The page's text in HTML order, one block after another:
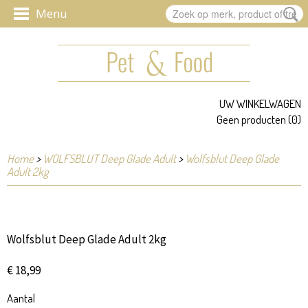
UW WINKELWAGEN
Geen producten(0)
Home> WOLFSBLUT Deep Glade Adult> Wolfsblut Deep Glade
Adult 2kg
Wolfsblut Deep Glade Adult 2kg
€ 18,99
Aantal